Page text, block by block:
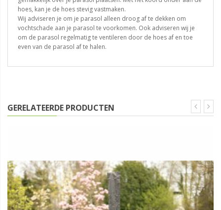
hoes, kan je de hoes stevig vastmaken.
Wij adviseren je om je parasol alleen droog af te dekken om
vochtschade aan je parasol te voorkomen. Ook adviseren wij je
om de parasol regelmatig te ventileren door de hoes af en toe
even van de parasol af te halen.
GERELATEERDE PRODUCTEN